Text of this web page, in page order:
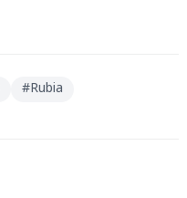
#Rubia